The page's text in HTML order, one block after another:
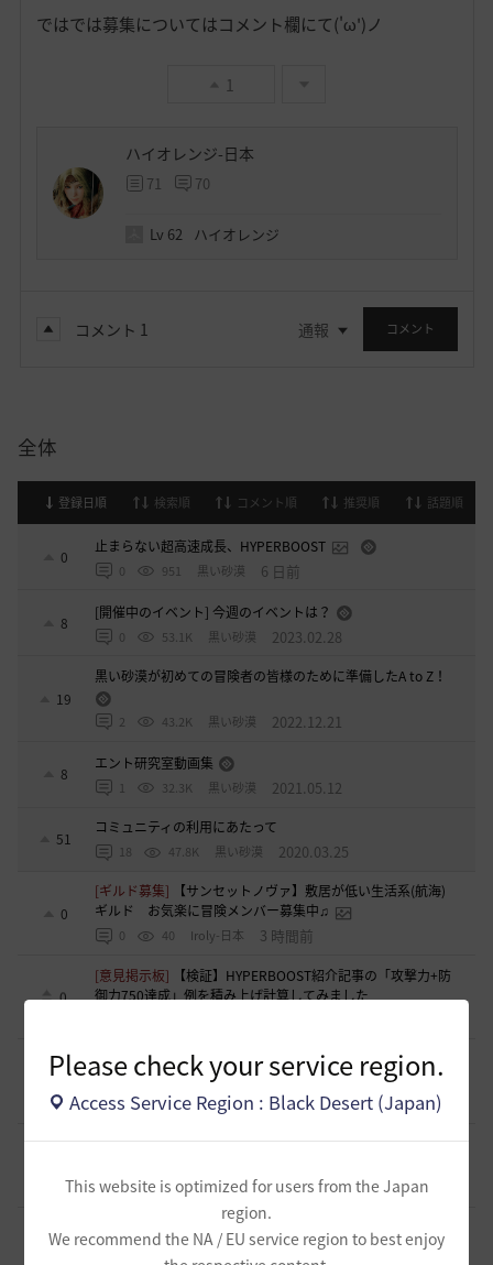
Please check your service region.
Access Service Region : Black Desert (Japan)
This website is optimized for users from the Japan
region.
We recommend the NA / EU service region to best enjoy
ではでは募集についてはコメント欄にて('ω')ノ
1
ハイオレンジ-日本
71 70
Lv 62 ハイオレンジ
コメント 1 通報 コメント
全体
登録日順 検索順 コメント順 推奨順 話題順
0
止まらない超高速成長、HYPERBOOST
0 951 黒い砂漠 6 日前
8
[開催中のイベント] 今週のイベントは？
0 53.1K 黒い砂漠 2023.02.28
19
黒い砂漠が初めての冒険者の皆様のために準備したA to Z！
2 43.2K 黒い砂漠 2022.12.21
8
エント研究室動画集
1 32.3K 黒い砂漠 2021.05.12
51
コミュニティの利用にあたって
18 47.8K 黒い砂漠 2020.03.25
0
[ギルド募集]
【サンセットノヴァ】敷居が低い生活系(航海)
ギルド お気楽に冒険メンバー募集中♫
0 40 Iroly-日本 3 時間前
0
[意見掲示板]
【検証】HYPERBOOST紹介記事の「攻撃力+防
御力750達成」例を積み上げ計算してみました
0
[ギルド募集]スキル共有・基本無言ギルド【無為無想】メン
バー募集
0 87 とりぐな 8 時間前
[意見掲示板]フィードバック構造そのものへの懸念（サイレ
1 112 浅井ジークフリード配信者 10 時間前
2
【TrueWinter】ギルドメンバー募集
0 114 倉葉 15 時間前